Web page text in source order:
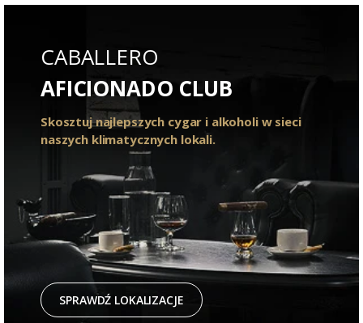
CABALLERO
AFICIONADO CLUB
Skosztuj najlepszych cygar i alkoholi w sieci
naszych klimatycznych lokali.
SPRAWDŹ LOKALIZACJE